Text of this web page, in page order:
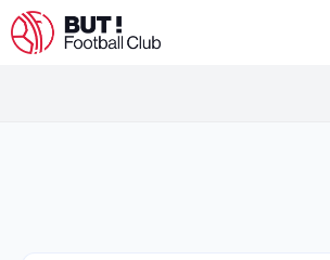
Aller
au